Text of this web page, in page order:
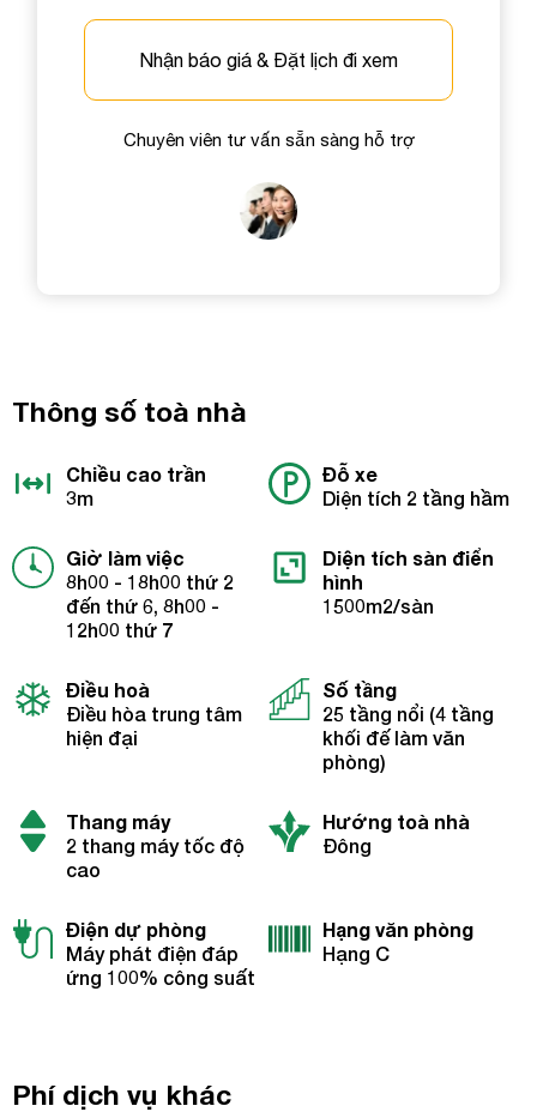
Nhận báo giá & Đặt lịch đi xem
Chuyên viên tư vấn sẵn sàng hỗ trợ
Thông số toà nhà
Chiều cao trần
3m
Đỗ xe
Diện tích 2 tầng hầm
Giờ làm việc
8h00 - 18h00 thứ 2
đến thứ 6, 8h00 -
12h00 thứ 7
Diện tích sàn điển
hình
1500m2/sàn
Điều hoà
Điều hòa trung tâm
hiện đại
Số tầng
25 tầng nổi (4 tầng
khối đế làm văn
phòng)
Thang máy
2 thang máy tốc độ
cao
Hướng toà nhà
Đông
Điện dự phòng
Máy phát điện đáp
ứng 100% công suất
Hạng văn phòng
Hạng C
Phí dịch vụ khác
Chi tiết nhu cầu
Gửi yêu cầu
Chi tiết nhu cầu
Gửi yêu cầu